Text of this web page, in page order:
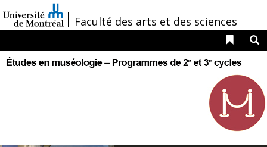
au
contenu
/Faculté des arts et des sciences
Liens
Navigation
principale